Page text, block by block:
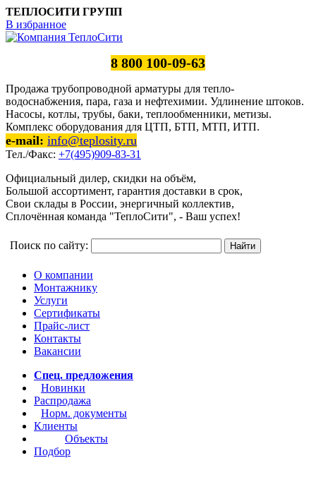
ТЕПЛОСИТИ ГРУПП
В избранное
8 800 100-09-63
Продажа трубопроводной арматуры для тепло-
водоснабжения, пара, газа и нефтехимии. Удлинение штоков.
Насосы, котлы, трубы, баки, теплообменники, метизы.
Комплекс оборудования для ЦТП, БТП, МТП, ИТП.
e-mail: info@teplosity.ru
Тел./Факс: +7(495)909-83-31
Официальный дилер, скидки на объём,
Большой ассортимент, гарантия доставки в срок,
Свои склады в России, энергичный коллектив,
Сплочённая команда "ТеплоСити", - Ваш успех!
Поиск по сайту:
О компании
Монтажнику
Услуги
Сертификаты
Прайс-лист
Контакты
Вакансии
Спец. предложения
Новинки
Распродажа
Норм. документы
Клиенты
Объекты
Подбор